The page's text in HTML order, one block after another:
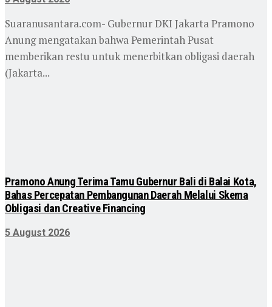
Suaranusantara.com- Gubernur DKI Jakarta Pramono
Anung mengatakan bahwa Pemerintah Pusat
memberikan restu untuk menerbitkan obligasi daerah
(Jakarta...
Pramono Anung Terima Tamu Gubernur Bali di Balai Kota,
Bahas Percepatan Pembangunan Daerah Melalui Skema
Obligasi dan Creative Financing
5 August 2026